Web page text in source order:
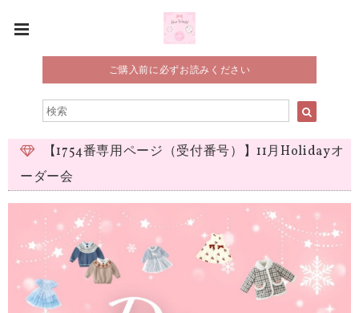
ご購入前に必ずお読みください
【1754番専用ページ（受付番号）】11月Holidayオ
ーダー会